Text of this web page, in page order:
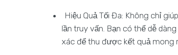
Hiệu Quả Tối Đa: Không chỉ
lần truy vấn. Bạn có thể dễ
xác để thu được kết quả mong